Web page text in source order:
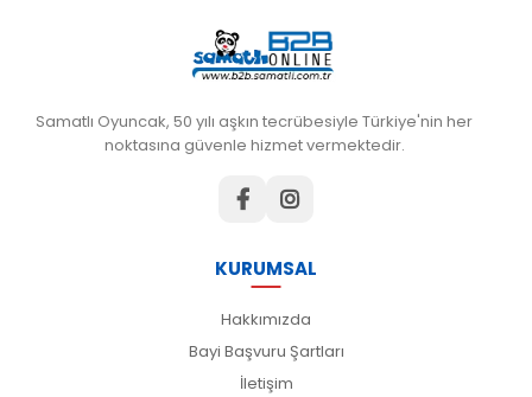
Samatlı Oyuncak, 50 yılı aşkın tecrübesiyle Türkiye'nin her
noktasına güvenle hizmet vermektedir.
KURUMSAL
Hakkımızda
Bayi Başvuru Şartları
İletişim